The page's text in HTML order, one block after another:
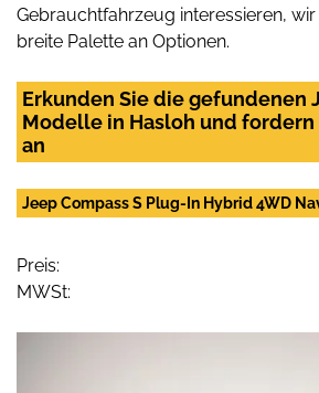
Gebrauchtfahrzeug interessieren,
breite Palette an Optionen.
Erkunden Sie die gefundenen
Modelle in Hasloh und fordern
an
Jeep Compass S Plug-In Hybrid 4WD
Preis:
MWSt: